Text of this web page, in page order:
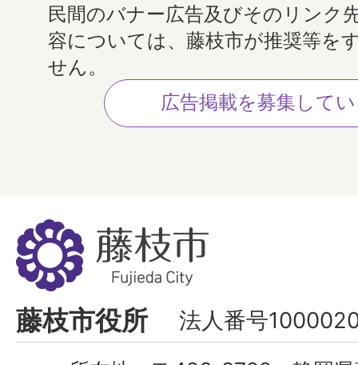
民間のバナー広告及びそのリンク
容については、藤枝市が推奨等を
せん。
広告掲載を募集して
藤
枝
市
Fujieda
City
藤枝市役所 法人番号